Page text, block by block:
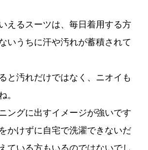
えるスーツは、毎日着用する方
いうちに汗や汚れが蓄積されて
と汚れだけではなく、ニオイも
。
ングに出すイメージが強いです
かけずに自宅で洗濯できないだ
ている方もいるのではないでし